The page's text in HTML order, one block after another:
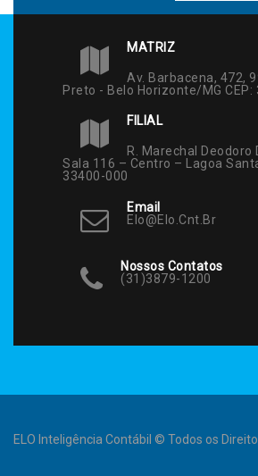
MATRIZ
Av. Barbacena, 472,
Preto - Belo Horizonte/MG CEP:
FILIAL
R. Marechal Deodoro
Sala 116 – Centro – Lagoa
33400-000
Email
Elo@elo.cnt.br
Nossos Contatos
(31)3879-1200
ELO Inteligência Contábil © Todos os